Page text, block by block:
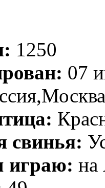
1250
07
свинья:
играю: на